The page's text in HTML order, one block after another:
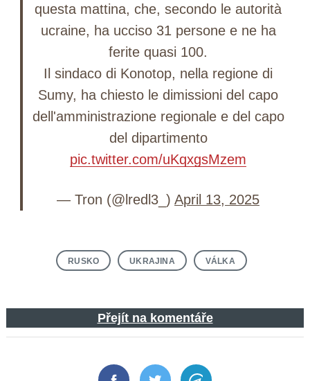
questa mattina, che, secondo le autorità
ucraine, ha ucciso 31 persone e ne ha
ferite quasi 100.
Il sindaco di Konotop, nella regione di
Sumy, ha chiesto le dimissioni del capo
dell'amministrazione regionale e del capo
del dipartimento
pic.twitter.com/uKqxgsMzem
— Tron (@lredl3_) April 13, 2025
RUSKO UKRAJINA VÁLKA
Přejít na komentáře